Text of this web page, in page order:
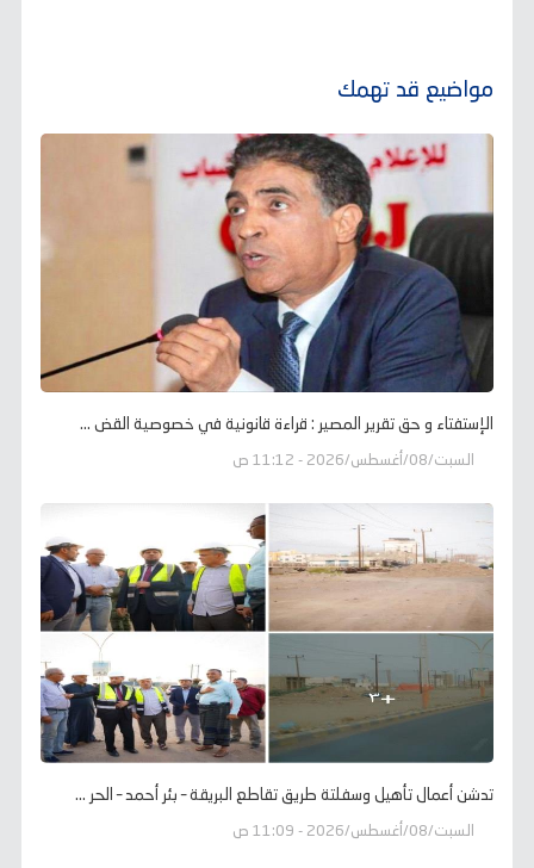
مواضيع قد تهمك
الإستفتاء و حق تقرير المصير : قراءة قانونية في خصوصية القض ...
السبت/08/أغسطس/2026 - 11:12 ص
تدشن أعمال تأهيل وسفلتة طريق تقاطع البريقة – بئر أحمد – الحر ...
السبت/08/أغسطس/2026 - 11:09 ص